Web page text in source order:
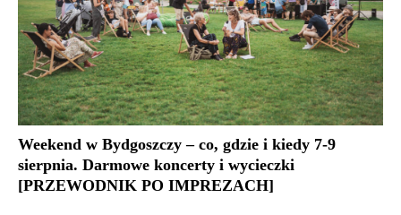
Weekend w Bydgoszczy – co, gdzie i kiedy 7-9
sierpnia. Darmowe koncerty i wycieczki
[PRZEWODNIK PO IMPREZACH]